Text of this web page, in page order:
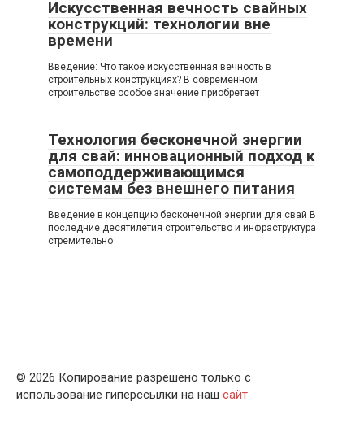
Искусственная вечность свайных
конструкций: технологии вне
времени
Введение: Что такое искусственная вечность в
строительных конструкциях? В современном
строительстве особое значение приобретает
Технология бесконечной энергии
для свай: инновационный подход к
самоподдерживающимся
системам без внешнего питания
Введение в концепцию бесконечной энергии для свай В
последние десятилетия строительство и инфраструктура
стремительно
© 2026 Копирование разрешено только с
использование гиперссылки на наш сайт